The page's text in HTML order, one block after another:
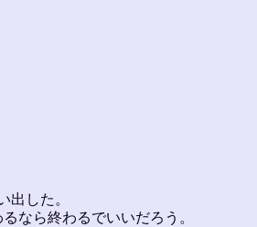
した。
なら終わるでいいだろう。